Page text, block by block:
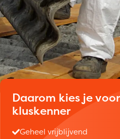
Daarom kies je voor
kluskenner
Geheel vrijblijvend